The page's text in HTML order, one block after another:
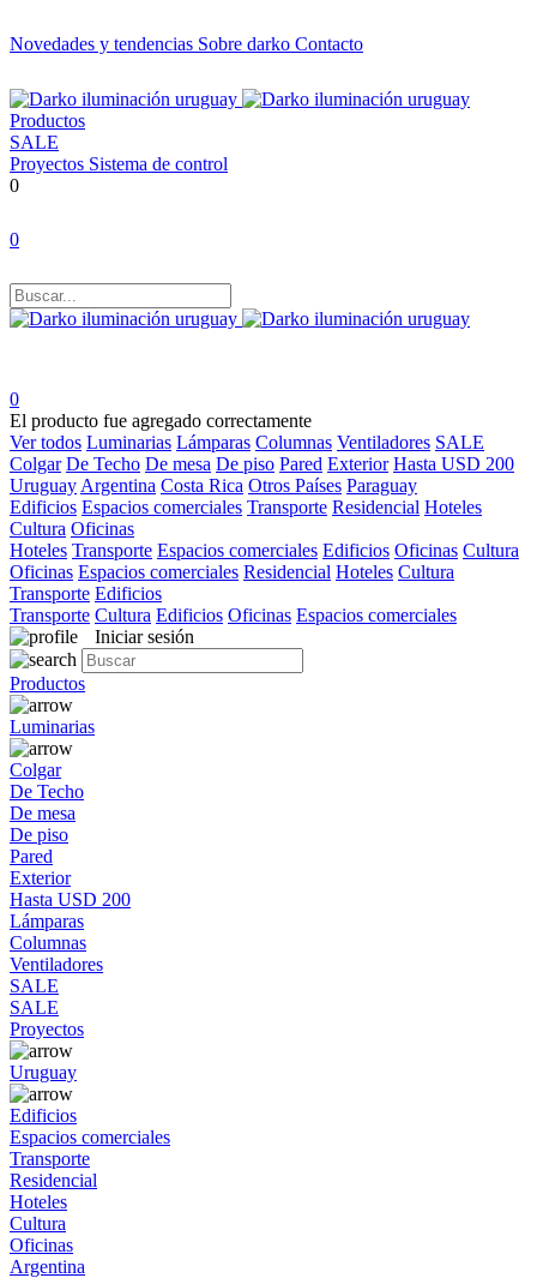
Novedades y tendencias Sobre darko Contacto
Productos
SALE
Proyectos Sistema de control
0
0
0
El producto fue agregado correctamente
Ver todos Luminarias Lámparas Columnas Ventiladores SALE
Colgar De Techo De mesa De piso Pared Exterior Hasta USD 200
Uruguay Argentina Costa Rica Otros Países Paraguay
Edificios Espacios comerciales Transporte Residencial Hoteles
Cultura Oficinas
Hoteles Transporte Espacios comerciales Edificios Oficinas Cultura
Oficinas Espacios comerciales Residencial Hoteles Cultura
Transporte Edificios
Transporte Cultura Edificios Oficinas Espacios comerciales
Iniciar sesión
Productos
Luminarias
Colgar
De Techo
De mesa
De piso
Pared
Exterior
Hasta USD 200
Lámparas
Columnas
Ventiladores
SALE
SALE
Proyectos
Uruguay
Edificios
Espacios comerciales
Transporte
Residencial
Hoteles
Cultura
Oficinas
Argentina